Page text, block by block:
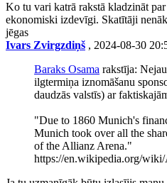
Ko tu vari katrā rakstā kladzināt
ekonomiski izdevīgi. Skatītāji
jēgas
Ivars Zvirgzdiņš , 2024-08-30
Baraks Osama rakstīja:
ilgtermiņa iznomāšanu
daudzās valstīs) ar
"Due to 1860 Munich's
Munich took over all the
of the Allianz Arena."
https://en.wikipedia.org/